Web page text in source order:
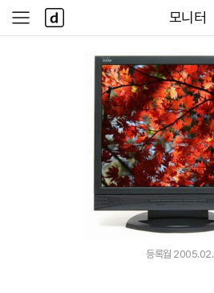
모니터
사
이
다
나
와
등록월 2005.02.